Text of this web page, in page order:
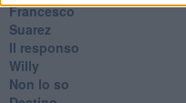
Francesco
Suarez
​Il responso
Willy
Non lo so